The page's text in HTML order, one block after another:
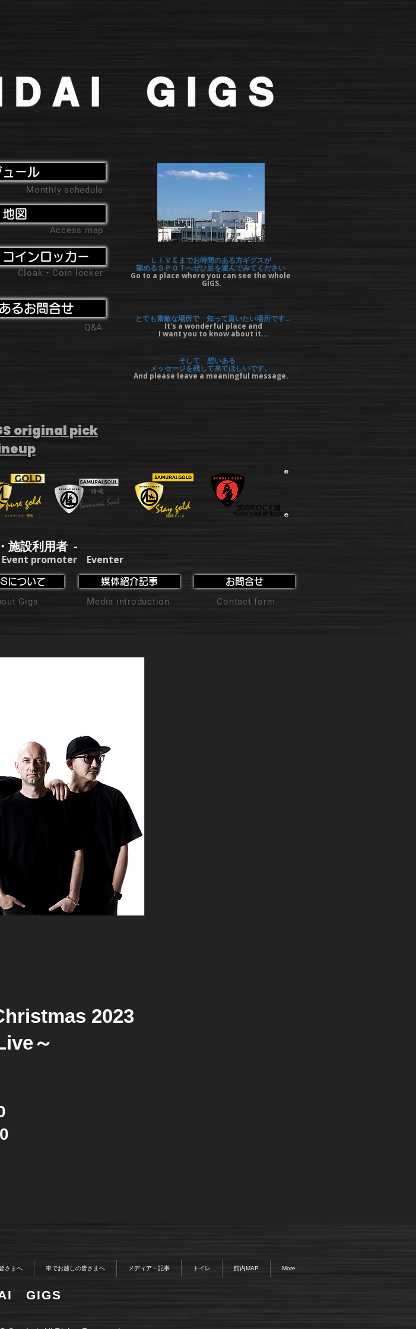
ュール
Monthly schedule
図
Access map
インロッカー
Cloak・Coin locker
るお問合せ
Q&A
ＬＩＶＥまでお時間のある方ギグスが
望めるＳＰＯＴへぜひ足を運んでみてください
Go to a place where you can see the whole
GIGS.
とても素敵な場所で 知って貰いたい場所です…
It's a wonderful place and
I want you to know about it...
そして 想いある
メッセージを残して来てほしいです。
And please leave a meaningful message.
original pick
施設利用者 -
promoter Eventer
について
Gigs
媒体紹介記事
Media introduction
お問合せ
Contact form
2023
～
さまへ 車でお越しの皆さまへ メディア・記事 トイレ 館内MAP More
GIGS